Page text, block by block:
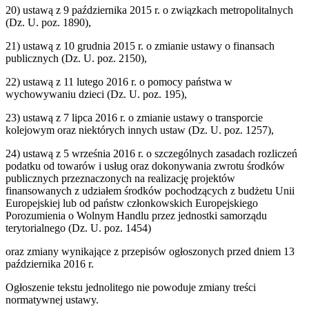
20) ustawą z 9 października 2015 r. o związkach metropolitalnych
(Dz. U. poz. 1890),
21) ustawą z 10 grudnia 2015 r. o zmianie ustawy o finansach
publicznych (Dz. U. poz. 2150),
22) ustawą z 11 lutego 2016 r. o pomocy państwa w
wychowywaniu dzieci (Dz. U. poz. 195),
23) ustawą z 7 lipca 2016 r. o zmianie ustawy o transporcie
kolejowym oraz niektórych innych ustaw (Dz. U. poz. 1257),
24) ustawą z 5 września 2016 r. o szczególnych zasadach rozliczeń
podatku od towarów i usług oraz dokonywania zwrotu środków
publicznych przeznaczonych na realizację projektów
finansowanych z udziałem środków pochodzących z budżetu Unii
Europejskiej lub od państw członkowskich Europejskiego
Porozumienia o Wolnym Handlu przez jednostki samorządu
terytorialnego (Dz. U. poz. 1454)
oraz zmiany wynikające z przepisów ogłoszonych przed dniem 13
października 2016 r.
Ogłoszenie tekstu jednolitego nie powoduje zmiany treści
normatywnej ustawy.